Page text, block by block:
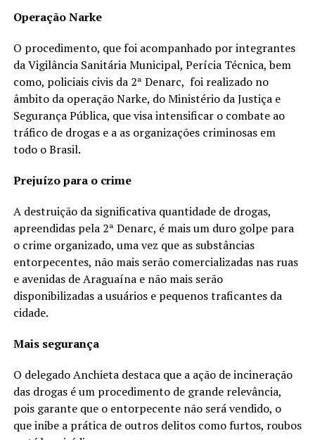
Operação Narke
O procedimento, que foi acompanhado por integrantes
da Vigilância Sanitária Municipal, Perícia Técnica, bem
como, policiais civis da 2ª Denarc, foi realizado no
âmbito da operação Narke, do Ministério da Justiça e
Segurança Pública, que visa intensificar o combate ao
tráfico de drogas e a as organizações criminosas em
todo o Brasil.
Prejuízo para o crime
A destruição da significativa quantidade de drogas,
apreendidas pela 2ª Denarc, é mais um duro golpe para
o crime organizado, uma vez que as substâncias
entorpecentes, não mais serão comercializadas nas ruas
e avenidas de Araguaína e não mais serão
disponibilizadas a usuários e pequenos traficantes da
cidade.
Mais segurança
O delegado Anchieta destaca que a ação de incineração
das drogas é um procedimento de grande relevância,
pois garante que o entorpecente não será vendido, o
que inibe a prática de outros delitos como furtos, roubos